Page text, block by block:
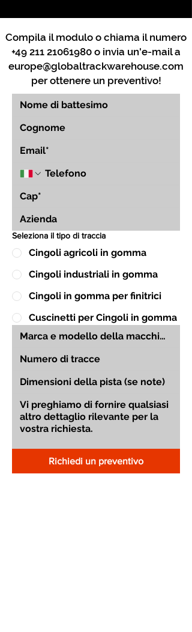
Compila il modulo o chiama il numero
+49 211 21061980 o invia un'e-mail a
europe@globaltrackwarehouse.com
per ottenere un preventivo!
Seleziona il tipo di traccia
Cingoli agricoli in gomma
Cingoli industriali in gomma
Cingoli in gomma per finitrici
Cuscinetti per Cingoli in gomma
Richiedi un preventivo